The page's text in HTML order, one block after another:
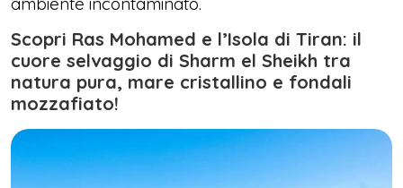
Scopri Ras Mohamed e l’Isola di Tiran: il
cuore selvaggio di Sharm el Sheikh tra
natura pura, mare cristallino e fondali
mozzafiato!